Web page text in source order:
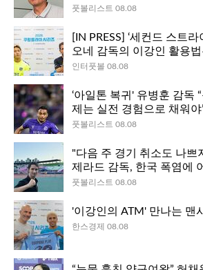
뷰]
풋볼리스트 08.08
[IN PRESS] ‘세컨드 스트라
오네 감독의 이강인 활용
대화에 초점”
인터풋볼 08.08
‘아일톤 복귀' 유병훈 감독
제는 실전 경험으로 채워야
풋볼리스트 08.08
"다음 주 경기 취소도 나쁘
제라드 감독, 한국 폭염에
풋볼리스트 08.08
'이강인의 ATM' 만나는 맨
한스경제 08.08